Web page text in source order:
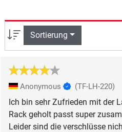
Sortierung
Anonymous (TF-LH-220)
Ich bin sehr Zufrieden mit der
Rack geholt passt super
Leider sind die verschlüsse